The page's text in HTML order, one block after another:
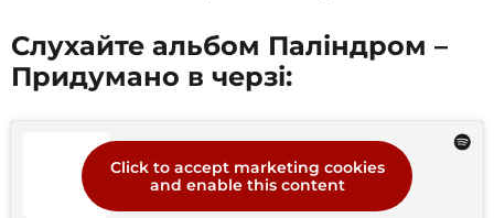
Слухайте альбом Паліндром –
Придумано в черзі:
Click to accept marketing cookies
and enable this content